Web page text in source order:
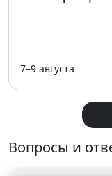
7–9 августа
Вопросы и